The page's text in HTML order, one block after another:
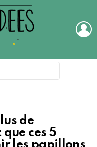
de
ces 5